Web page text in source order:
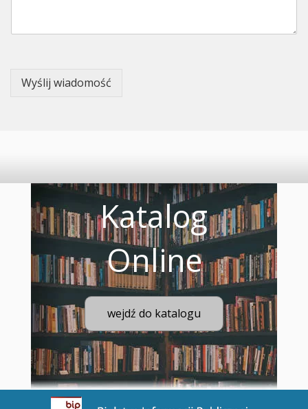
Wyślij wiadomość
Katalog
Online
wejdź do katalogu
Przejdź na stronę BIP